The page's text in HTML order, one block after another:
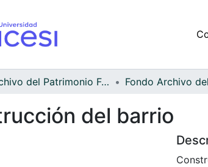
Archivo del Patrimonio Fotográfico y Fílmico del Valle del Cauca
del barrio